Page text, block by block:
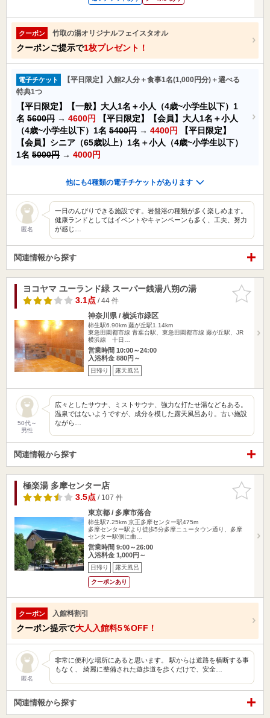
クーポン 竹取の湯オリジナルフェイスタオル
クーポンご提示で1枚プレゼント！
電子チケット
【平日限定】入館2人分＋食事1名(1,000円分)＋選べる
特典1つ
【平日限定】【一般】大人1名＋小人（4歳~小学生以下）1
名 5600円 → 4600円
【平日限定】【会員】大人1名＋小人
（4歳~小学生以下）1名 5400円 → 4400円
【平日限定】
【会員】シニア（65歳以上）1名＋小人（4歳~小学生以下）
1名 5000円 → 4000円
他にも4種類の電子チケットがあります
匿名
一日のんびりできる施設です。岩盤浴の種類が多く楽しめます。
健康ランドとしてはイベントやキャンペーンも多く、工夫、努力
が感じ…
関連情報から探す
お気に入
りに追加
ヨコヤマ ユーランド緑 スーパー銭湯八朔の湯
3.1点/ 44 件
神奈川県 / 横浜市緑区
柿生駅6.90km 藤が丘駅1.14km
東急田園都市線 青葉台駅、東急田園都市線 藤が丘駅、JR
横浜線 十日…
営業時間 10:00～24:00
入浴料金 880円～
日帰り 露天風呂
50代～
男性
広々としたサウナ、ミストサウナ、強力な打たせ湯などもある。
温泉ではないようですが、成分を模した露天風呂あり。古い施設
ながら…
関連情報から探す
お気に入
りに追加
極楽湯 多摩センター店
3.5点/ 107 件
東京都 / 多摩市落合
柿生駅7.25km 京王多摩センター駅475m
多摩センター駅より徒歩5分多摩ニュータウン通り、多摩
センター駅側に曲…
営業時間 9:00～26:00
入浴料金 1,000円～
日帰り 露天風呂
クーポンあり
クーポン 入館料割引
クーポン提示で大人入館料5％OFF！
匿名
非常に便利な場所にあると思います。 駅からは道路を横断する事
もなく、 綺麗に整備された遊歩道を歩くだけで、安全…
関連情報から探す